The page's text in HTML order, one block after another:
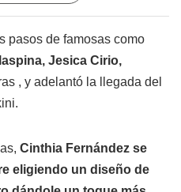
pasos de famosas como
Jesica Cirio,
, y adelantó la llegada del
Cinthia Fernández se
eligiendo un diseño de